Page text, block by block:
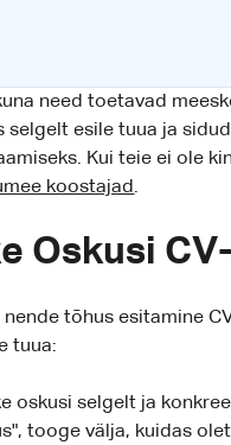
need toetavad
esile tuua ja
Kui teie ei ole
koostajad.
Oskusi
tõhus esitamine
tuua:
oskusi selgelt ja
tooge välja, kuidas